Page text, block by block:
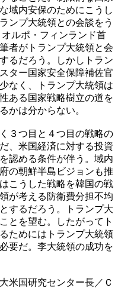
域内安保のためにこうし
ンプ大統領との会談をう
ルポ・フィンランド首
者がトランプ大統領と会
るだろう。しかしトラン
ター国家安全保障補佐官
なく、トランプ大統領は
ある国家戦略樹立の道を
かは分からない。
３つ目と４つ目の戦略の
、米国経済に対する投資
認める条件が伴う。域内
の朝鮮半島ビジョンも推
こうした戦略を韓国の戦
が考える防衛費分担不均
するだろう。トランプ大
とを望む。したがってト
ためにはトランプ大統領
要だ。李大統領の成功を
米国研究センター長／Ｃ